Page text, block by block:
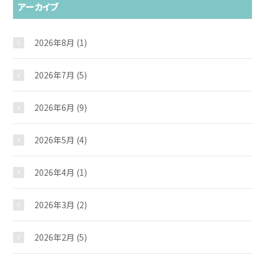
アーカイブ
2026年8月 (1)
2026年7月 (5)
2026年6月 (9)
2026年5月 (4)
2026年4月 (1)
2026年3月 (2)
2026年2月 (5)